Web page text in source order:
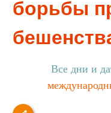
борьбы
Все дни и